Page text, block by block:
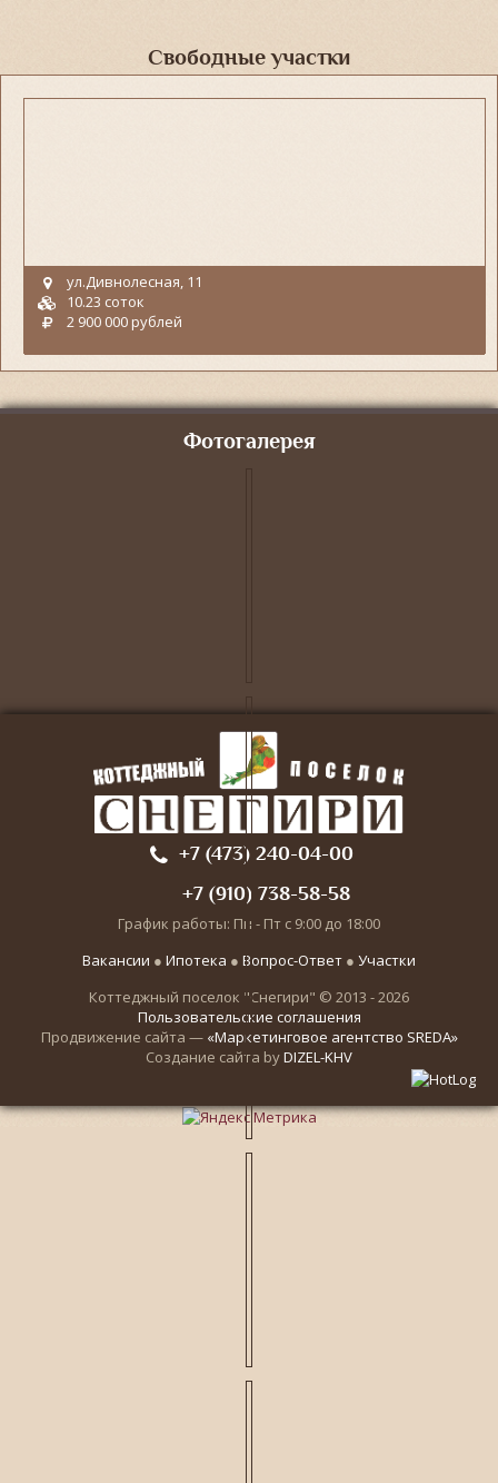
Свободные участки
ул.Дивнолесная, 11
10.23 соток
2 900 000 рублей
Фотогалерея
+7 (473) 240-04-00
+7 (910) 738-58-58
График работы: Пн - Пт с 9:00 до 18:00
Вакансии ● Ипотека ● Вопрос-Ответ ● Участки
Коттеджный поселок "Снегири" © 2013 - 2026
Пользовательские соглашения
Продвижение сайта — «Маркетинговое агентство SREDA»
Создание сайта byDIZEL-KHV